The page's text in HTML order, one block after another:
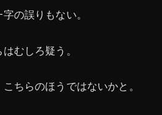
の誤りもない。
むしろ疑う。
ちらのほうではないかと。